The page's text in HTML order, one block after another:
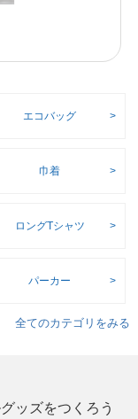
エコバッグ
巾着
ロングTシャツ
パーカー
全てのカテゴリをみる
ッズをつくろう